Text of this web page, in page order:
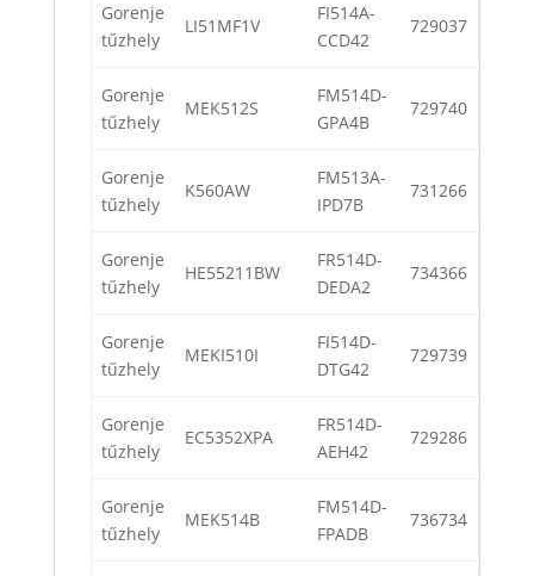
Gorenje
tűzhely
LI51MF1V
FI514A-
CCD42
729037
Gorenje
tűzhely
MEK512S
FM514D-
GPA4B
729740
Gorenje
tűzhely
K560AW
FM513A-
IPD7B
731266
Gorenje
tűzhely
HE55211BW
FR514D-
DEDA2
734366
Gorenje
tűzhely
MEKI510I
FI514D-
DTG42
729739
Gorenje
tűzhely
EC5352XPA
FR514D-
AEH42
729286
Gorenje
tűzhely
MEK514B
FM514D-
FPADB
736734